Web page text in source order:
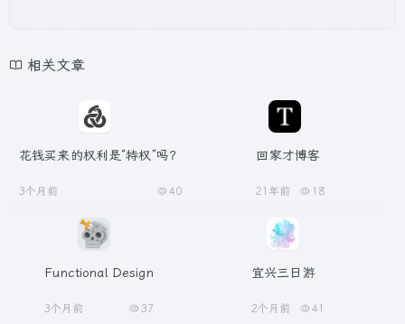
相关文章
花钱买来的权利是“特权”吗？
3个月前 40
回家才博客
21年前 18
Functional Design
3个月前 37
宜兴三日游
2个月前 41